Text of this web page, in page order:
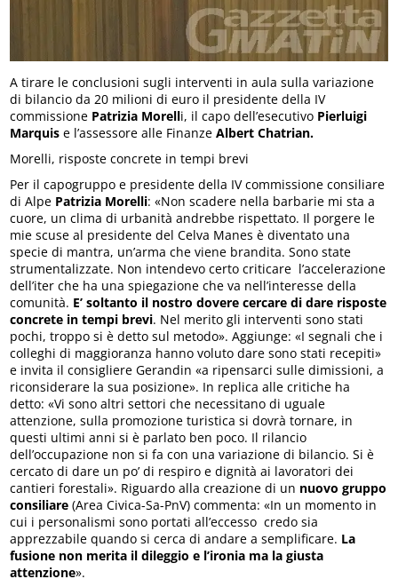
A tirare le conclusioni sugli interventi in aula sulla variazione
di bilancio da 20 milioni di euro il presidente della IV
commissione Patrizia Morelli, il capo dell’esecutivo Pierluigi
Marquis e l’assessore alle FinanzeAlbert Chatrian.
Morelli, risposte concrete in tempi brevi
Per il capogruppo e presidente della IV commissione consiliare
di Alpe Patrizia Morelli: «Non scadere nella barbarie mi sta a
cuore, un clima di urbanità andrebbe rispettato. Il porgere le
mie scuse al presidente del Celva Manes è diventato una
specie di mantra, un’arma che viene brandita. Sono state
strumentalizzate. Non intendevo certo criticare l’accelerazione
dell’iter che ha una spiegazione che va nell’interesse della
comunità. E’ soltanto il nostro dovere cercare di dare risposte
concrete in tempi brevi. Nel merito gli interventi sono stati
pochi, troppo si è detto sul metodo». Aggiunge: «I segnali che i
colleghi di maggioranza hanno voluto dare sono stati recepiti»
e invita il consigliere Gerandin «a ripensarci sulle dimissioni, a
riconsiderare la sua posizione». In replica alle critiche ha
detto: «Vi sono altri settori che necessitano di uguale
attenzione, sulla promozione turistica si dovrà tornare, in
questi ultimi anni si è parlato ben poco. Il rilancio
dell’occupazione non si fa con una variazione di bilancio. Si è
cercato di dare un po’ di respiro e dignità ai lavoratori dei
cantieri forestali». Riguardo alla creazione di un nuovo gruppo
consiliare (Area Civica-Sa-PnV) commenta: «In un momento in
cui i personalismi sono portati all’eccesso credo sia
apprezzabile quando si cerca di andare a semplificare. La
fusione non merita il dileggio e l’ironia ma la giusta
attenzione».